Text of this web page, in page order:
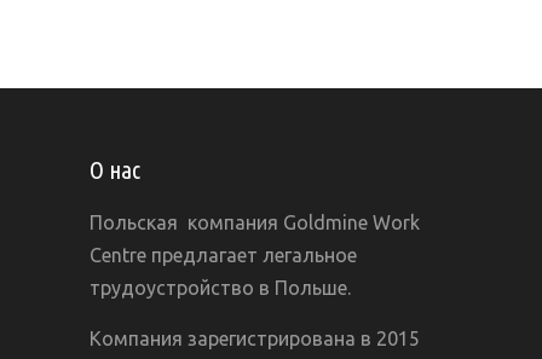
О нас
Польская компания Goldmine Work
Centre предлагает легальное
трудоустройство в Польше.
Компания зарегистрирована в 2015